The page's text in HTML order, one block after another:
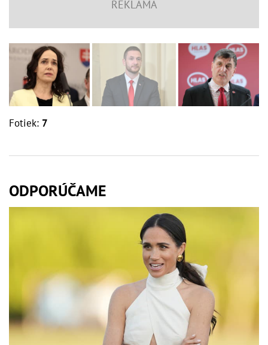
Fotiek: 7
ODPORÚČAME